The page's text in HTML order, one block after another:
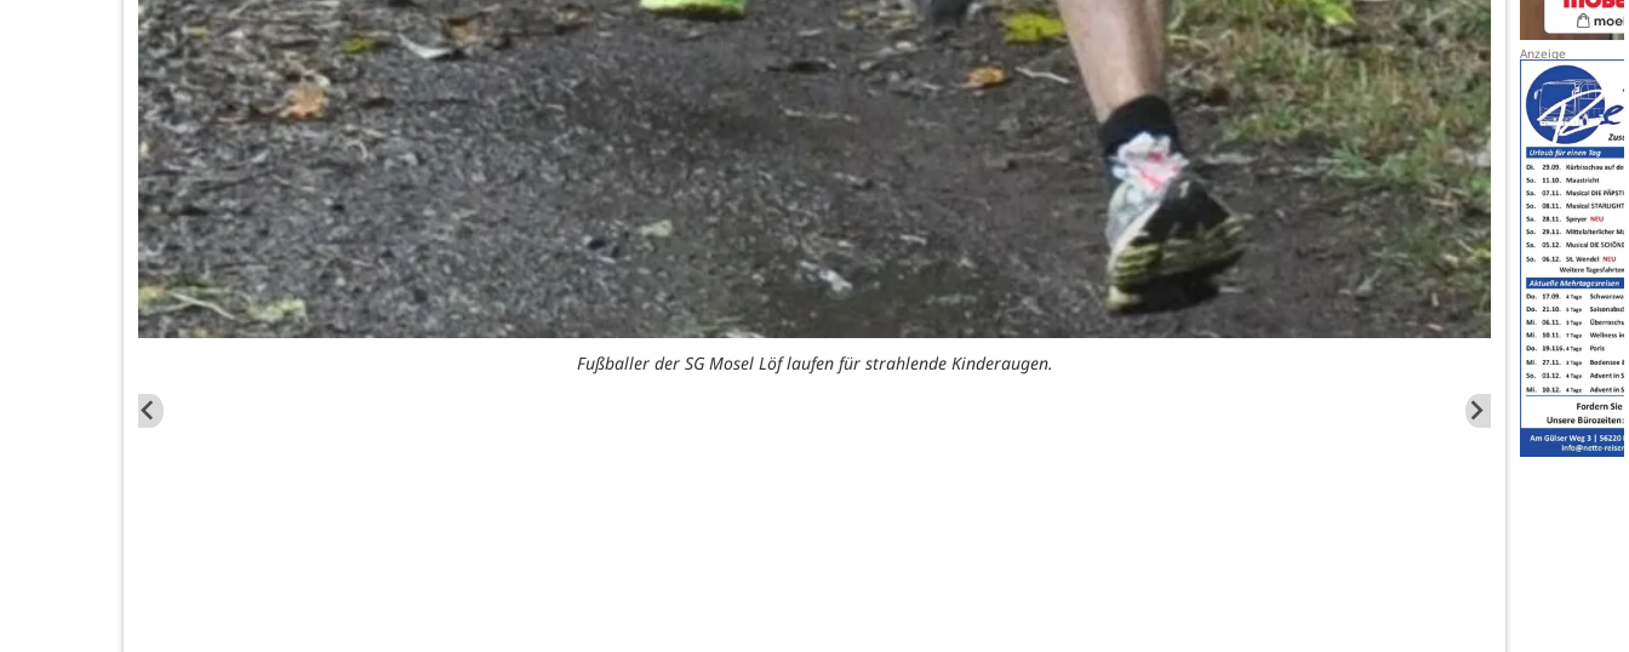
Fußballer der SG Mosel Löf laufen für strahlende Kinderaugen.